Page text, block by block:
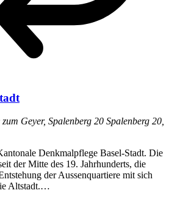
Geyer, Spalenberg 20 Spalenberg 20,
Denkmalpflege Basel-Stadt. Die
der Mitte des 19. Jahrhunderts, die
der Aussenquartiere mit sich
Altstadt.…